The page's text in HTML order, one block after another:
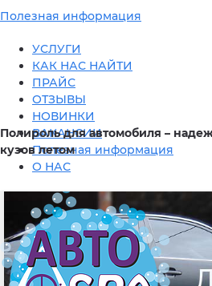
Полезная информация
УСЛУГИ
КАК НАС НАЙТИ
ПРАЙС
ОТЗЫВЫ
НОВИНКИ
ВАКАНСИИ
Полезная информация
О НАС
Полироль для автомобиля –
кузов летом